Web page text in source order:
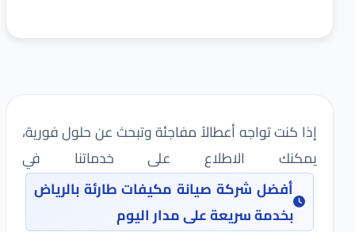
إذا كنت تواجه أعطالاً مفاجئة وتبحث عن حلول فورية،
يمكنك الاطلاع على خدماتنا في
أفضل شركة صيانة مكيفات طارئة بالرياض
بخدمة سريعة على مدار اليوم